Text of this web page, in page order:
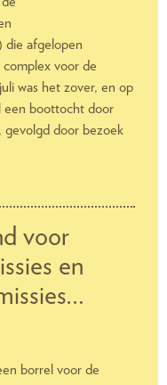
die afgelopen
voor de
was het zover, en op
een boottocht door
gevolgd door bezoek
voor
en
borrel voor de